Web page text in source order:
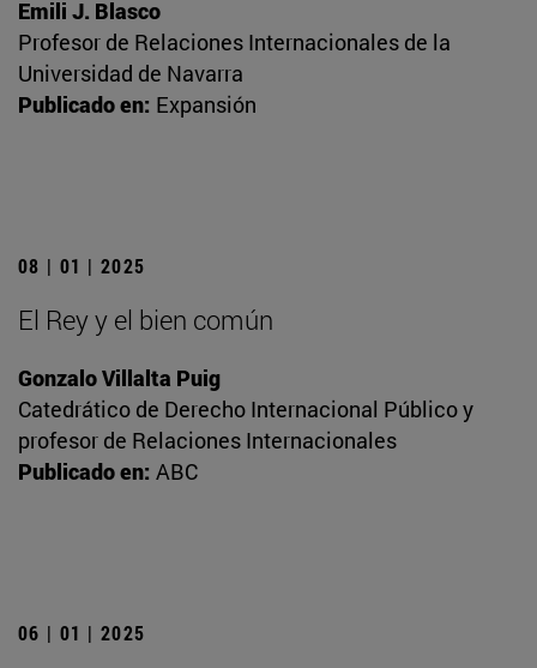
Emili J. Blasco
Profesor de Relaciones Internacionales de la
Universidad de Navarra
Publicado en: Expansión
08 | 01 | 2025
El Rey y el bien común
Gonzalo Villalta Puig
Catedrático de Derecho Internacional Público y
profesor de Relaciones Internacionales
Publicado en: ABC
06 | 01 | 2025